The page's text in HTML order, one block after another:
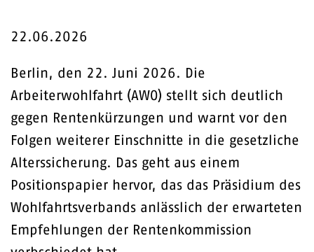
22.06.2026
Berlin, den 22. Juni 2026. Die
Arbeiterwohlfahrt (AWO) stellt sich deutlich
gegen Rentenkürzungen und warnt vor den
Folgen weiterer Einschnitte in die gesetzliche
Alterssicherung. Das geht aus einem
Positionspapier hervor, das das Präsidium des
Wohlfahrtsverbands anlässlich der erwarteten
Empfehlungen der Rentenkommission